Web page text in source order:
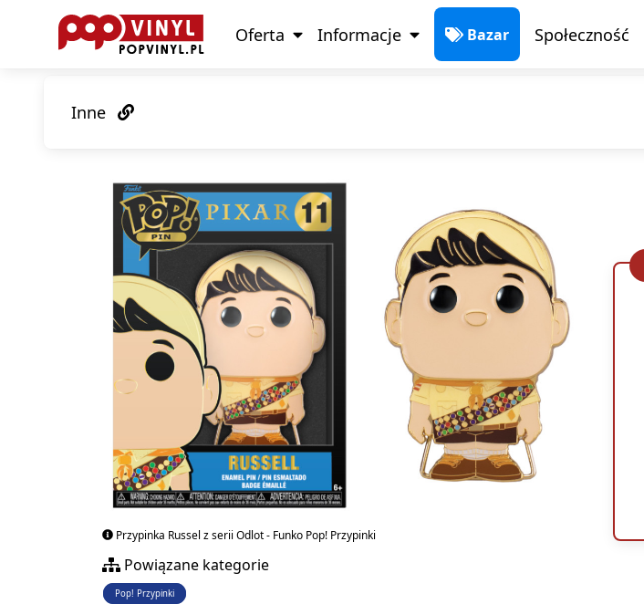
Oferta Informacje Bazar Społeczność
Inne
Przypinka Russel z serii Odlot - Funko Pop! Przypinki
Powiązane kategorie
Pop! Przypinki